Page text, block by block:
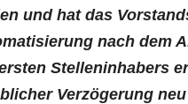
und hat das
nach dem
Stelleninhabers
Verzögerung